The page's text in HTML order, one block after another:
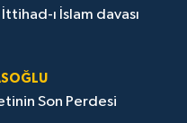
ı İslam davası
Son Perdesi